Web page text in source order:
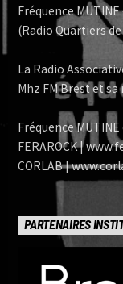
Fréquence MUTINE
(Radio Quartiers
La Radio
Mhz FM Brest et
Fréquence
FERAROCK |
CORLAB |
PARTENAIRES